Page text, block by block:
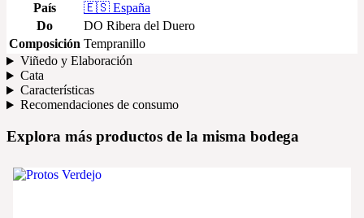
País
🇪🇸 España
Do
DO Ribera del Duero
Composición Tempranillo
Viñedo y Elaboración
Cata
Características
Recomendaciones de consumo
Explora más productos de la misma bodega